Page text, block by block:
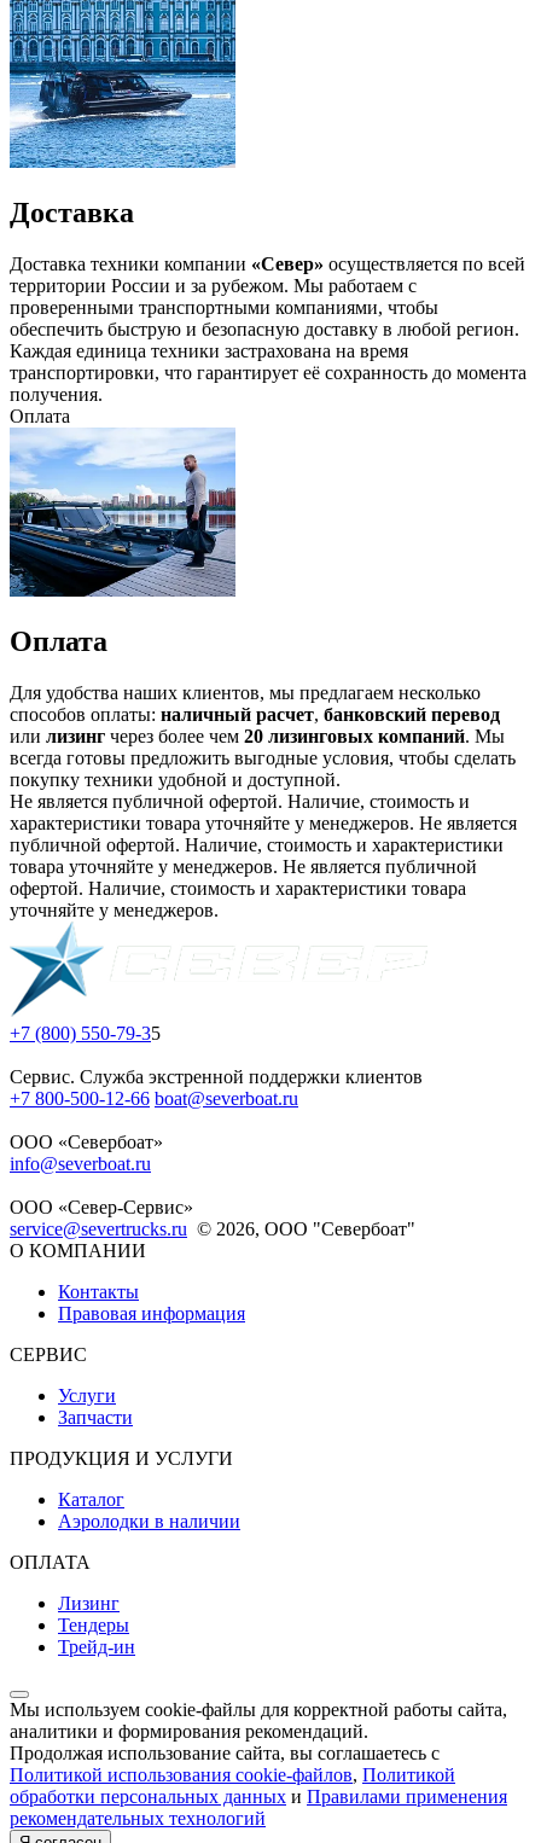
Доставка
Доставка техники компании «Север» осуществляется по всей
территории России и за рубежом. Мы работаем с
проверенными транспортными компаниями, чтобы
обеспечить быструю и безопасную доставку в любой регион.
Каждая единица техники застрахована на время
транспортировки, что гарантирует её сохранность до момента
получения.
Оплата
Оплата
Для удобства наших клиентов, мы предлагаем несколько
способов оплаты: наличный расчет, банковский перевод
или лизинг через более чем 20 лизинговых компаний. Мы
всегда готовы предложить выгодные условия, чтобы сделать
покупку техники удобной и доступной.
Не является публичной офертой. Наличие, стоимость и
характеристики товара уточняйте у менеджеров. Не является
публичной офертой. Наличие, стоимость и характеристики
товара уточняйте у менеджеров. Не является публичной
офертой. Наличие, стоимость и характеристики товара
уточняйте у менеджеров.
+7 (800) 550-79-35
Сервис. Служба экстренной поддержки клиентов
+7 800-500-12-66 boat@severboat.ru
ООО «Севербоат»
info@severboat.ru
ООО «Север-Сервис»
service@severtrucks.ru © 2026, ООО "Севербоат"
О КОМПАНИИ
Контакты
Правовая информация
СЕРВИС
Услуги
Запчасти
ПРОДУКЦИЯ И УСЛУГИ
Каталог
Аэролодки в наличии
ОПЛАТА
Лизинг
Тендеры
Трейд-ин
Мы используем cookie-файлы для корректной работы сайта,
аналитики и формирования рекомендаций.
Продолжая использование сайта, вы соглашаетесь с
Политикой использования cookie-файлов, Политикой
обработки персональных данных и Правилами применения
рекомендательных технологий